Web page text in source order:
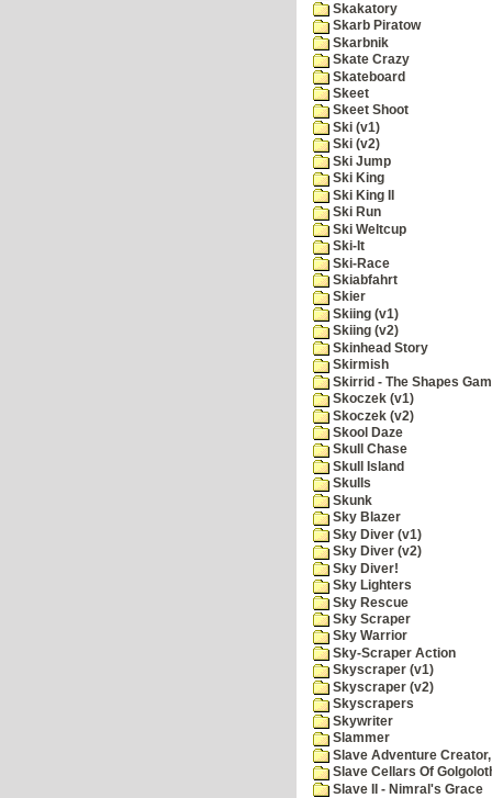
Skakatory
Skarb Piratow
Skarbnik
Skate Crazy
Skateboard
Skeet
Skeet Shoot
Ski (v1)
Ski (v2)
Ski Jump
Ski King
Ski King II
Ski Run
Ski Weltcup
Ski-It
Ski-Race
Skiabfahrt
Skier
Skiing (v1)
Skiing (v2)
Skinhead Story
Skirmish
Skirrid - The Shapes
Skoczek (v1)
Skoczek (v2)
Skool Daze
Skull Chase
Skull Island
Skulls
Skunk
Sky Blazer
Sky Diver (v1)
Sky Diver (v2)
Sky Diver!
Sky Lighters
Sky Rescue
Sky Scraper
Sky Warrior
Sky-Scraper Action
Skyscraper (v1)
Skyscraper (v2)
Skyscrapers
Skywriter
Slammer
Slave Adventure Creator,
Slave Cellars Of
Slave II - Nimral's Grace